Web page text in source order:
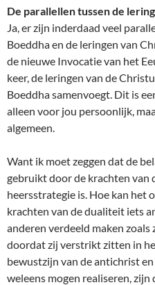
De parallellen tussen de
Ja, er zijn inderdaad veel
Boeddha en de leringen van
de nieuwe Invocatie van het
keer, de leringen van de
Boeddha samenvoegt. Dit is
alleen voor jou persoonlijk,
algemeen.
Want ik moet zeggen dat de
gebruikt door de krachten van
heersstrategie is. Hoe kan het
krachten van de dualiteit iets
anderen verdeeld maken zoals
doordat zij verstrikt zitten in
bewustzijn van de antichrist
weleens mogen realiseren,